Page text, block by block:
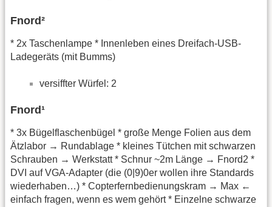
Fnord²
* 2x Taschenlampe * Innenleben eines Dreifach-USB-
Ladegeräts (mit Bumms)
versiffter Würfel: 2
Fnord¹
* 3x Bügelflaschenbügel * große Menge Folien aus dem
Ätzlabor → Rundablage * kleines Tütchen mit schwarzen
Schrauben → Werkstatt * Schnur ~2m Länge → Fnord2 *
DVI auf VGA-Adapter (die (0|9)0er wollen ihre Standards
wiederhaben…) * Copterfernbedienungskram → Max ←
einfach fragen, wenn es wem gehört * Einzelne schwarze